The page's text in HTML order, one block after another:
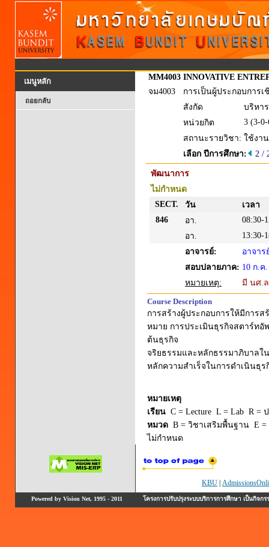
เมนูหลัก
ถอยกลับ
MM4003 INNOVATIVE
จม4003
การเป็นผู้ประกอบการเ
สังกัด
บริหา
หน่วยกิต
3 (3-
สถานะรายวิชา: ใช้งาน
เลือก ปีการศึกษา:
2 /
พัฒนาการ
ไม่กำหนด
SECT.
วัน
เวลา
846
อา.
08:30-
อา.
13:30-
อาจารย์:
อาจา
สอบปลายภาค: 10 ก.ค
หมายเหตุ:
มี นศ.ล
Course Description
การสร้างผู้ประกอบการให้มีการ
หมาย การประเมินธุรกิจสตาร์ทอั
ต้นธุรกิจ
จริยธรรมและหลักธรรมาภิบาลใ
หลักความสำเร็จในการดำเนินธุร
หมายเหตุ
เรียน C = Lecture L = Lab R =
หมวด B = วิชาเสริมพื้นฐาน E
ไม่กำหนด
KBU
Powered by Vision Net, 1995 - 2011 โครงการปรับปรุงระบบบริการการศึกษา เป็นกิ